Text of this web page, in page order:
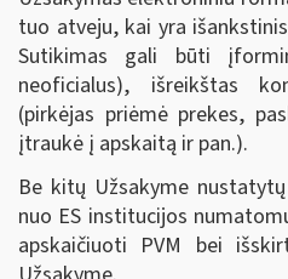
tuo atveju, kai yra
Sutikimas gali būti
neoficialus), išreikštas
(pirkėjas priėmė prekes,
įtraukė į apskaitą ir pan.).
Be kitų Užsakyme
nuo ES institucijos
apskaičiuoti PVM bei